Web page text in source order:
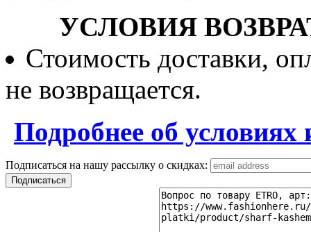
УСЛОВИЯ
Стоимость доставки,
не возвращается.
Подробнее об условиях
Подписаться на нашу рассылку о скидках: